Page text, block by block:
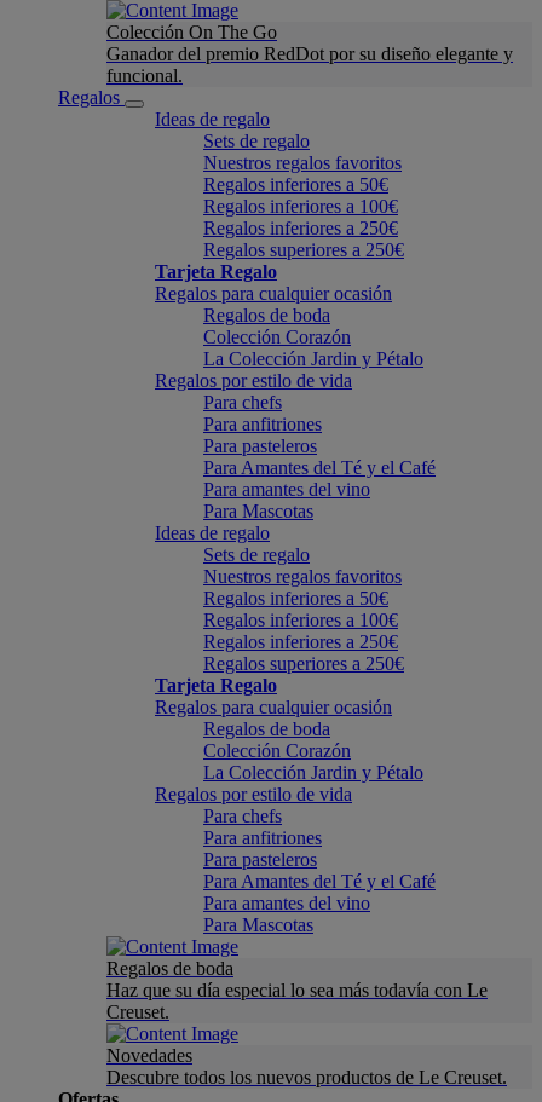
Colección On The Go
Ganador del premio RedDot por su diseño elegante y
funcional.
Regalos
Ideas de regalo
Sets de regalo
Nuestros regalos favoritos
Regalos inferiores a 50€
Regalos inferiores a 100€
Regalos inferiores a 250€
Regalos superiores a 250€
Tarjeta Regalo
Regalos para cualquier ocasión
Regalos de boda
Colección Corazón
La Colección Jardin y Pétalo
Regalos por estilo de vida
Para chefs
Para anfitriones
Para pasteleros
Para Amantes del Té y el Café
Para amantes del vino
Para Mascotas
Ideas de regalo
Sets de regalo
Nuestros regalos favoritos
Regalos inferiores a 50€
Regalos inferiores a 100€
Regalos inferiores a 250€
Regalos superiores a 250€
Tarjeta Regalo
Regalos para cualquier ocasión
Regalos de boda
Colección Corazón
La Colección Jardin y Pétalo
Regalos por estilo de vida
Para chefs
Para anfitriones
Para pasteleros
Para Amantes del Té y el Café
Para amantes del vino
Para Mascotas
Regalos de boda
Haz que su día especial lo sea más todavía con Le
Creuset.
Novedades
Descubre todos los nuevos productos de Le Creuset.